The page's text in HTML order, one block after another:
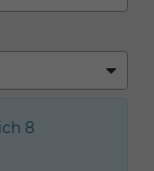
8